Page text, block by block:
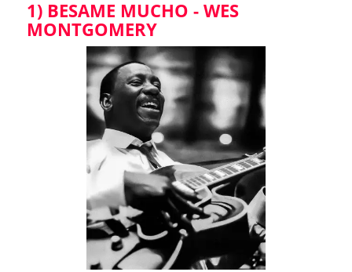
1) BESAME MUCHO - WES
MONTGOMERY